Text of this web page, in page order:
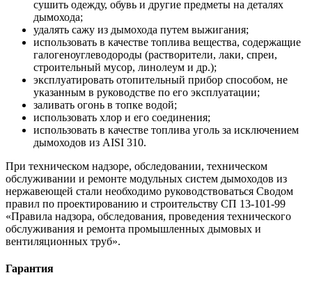
сушить одежду, обувь и другие предметы на деталях
дымохода;
удалять сажу из дымохода путем выжигания;
использовать в качестве топлива вещества, содержащие
галогеноуглеводороды (растворители, лаки, спреи,
строительный мусор, линолеум и др.);
эксплуатировать отопительный прибор способом, не
указанным в руководстве по его эксплуатации;
заливать огонь в топке водой;
использовать хлор и его соединения;
использовать в качестве топлива уголь за исключением
дымоходов из AISI 310.
При техническом надзоре, обследовании, техническом
обслуживании и ремонте модульных систем дымоходов из
нержавеющей стали необходимо руководствоваться Сводом
правил по проектированию и строительству СП 13-101-99
«Правила надзора, обследования, проведения технического
обслуживания и ремонта промышленных дымовых и
вентиляционных труб».
Гарантия